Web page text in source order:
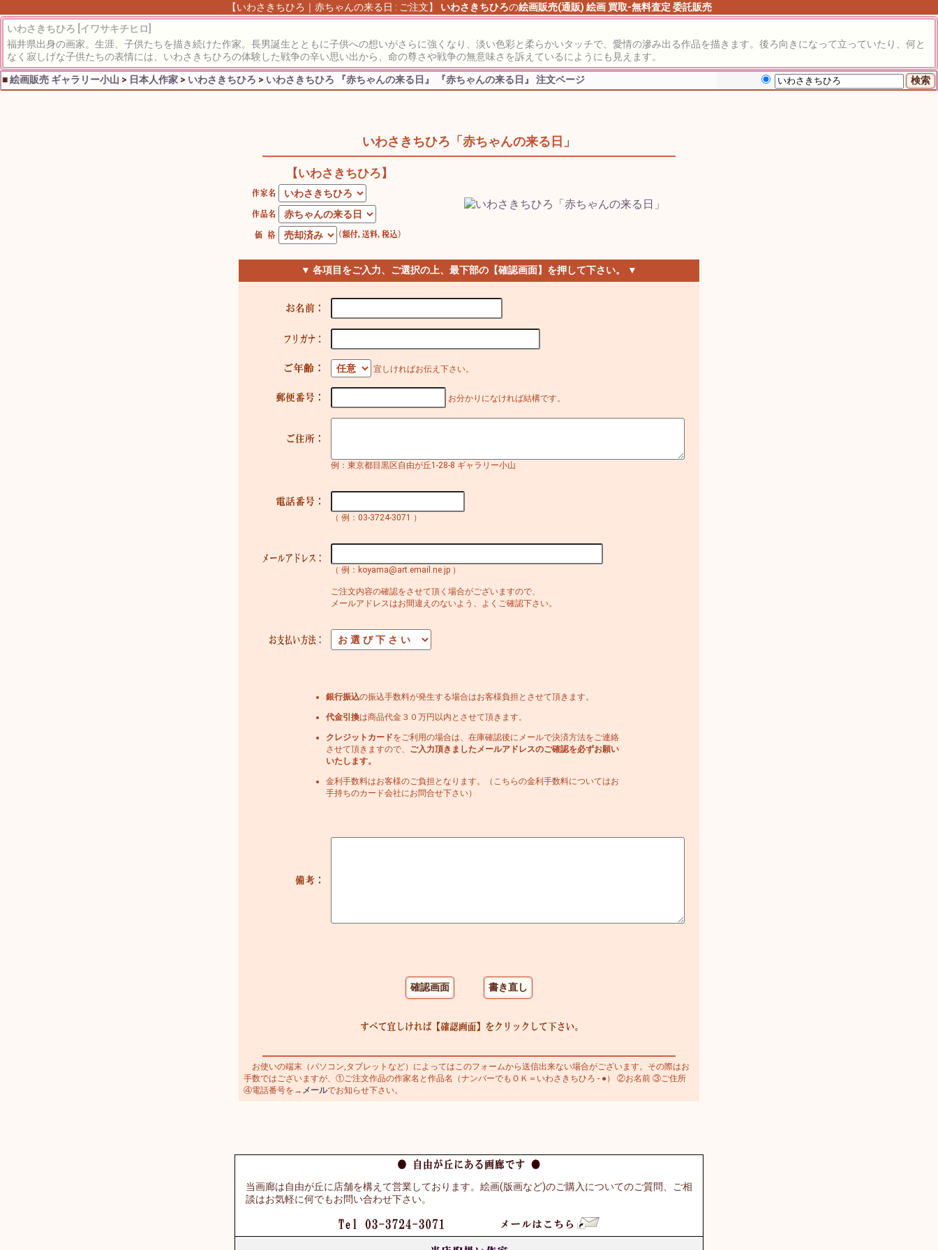
【いわさきちひろ｜赤ちゃんの来る日 : ご注文】 いわさきちひろの絵画販売(通販) 絵画 買取-無料査定 委託販売
いわさきちひろ [イワサキチヒロ]
福井県出身の画家。生涯、子供たちを描き続けた作家。長男誕生とともに子供への想いがさらに強くなり、淡い色彩と柔らかいタッチで、愛情の滲み出る作品を描きます。後ろ向きになって立っていたり、何と
なく寂しげな子供たちの表情には、いわさきちひろの体験した戦争の辛い思い出から、命の尊さや戦争の無意味さを訴えているにようにも見えます。
■絵画販売 ギャラリー小山 > 日本人作家 > いわさきちひろ > いわさきちひろ 『赤ちゃんの来る日』 『赤ちゃんの来る日』 注文ページ
いわさきちひろ「赤ちゃんの来る日」
【いわさきちひろ】
▼ 各項目をご入力、ご選択の上、最下部の【確認画面】を押して下さい。 ▼
宜しければお伝え下さい。
お分かりになければ結構です。
例：東京都目黒区自由が丘1-28-8 ギャラリー小山
（ 例：03-3724-3071 ）
（ 例：koyama@art.email.ne.jp ）
ご注文内容の確認をさせて頂く場合がございますので、
メールアドレスはお間違えのないよう、よくご確認下さい。
銀行振込の振込手数料が発生する場合はお客様負担とさせて頂きます。
代金引換は商品代金３０万円以内とさせて頂きます。
クレジットカードをご利用の場合は、在庫確認後にメールで決済方法をご連絡
させて頂きますので、 ご入力頂きましたメールアドレスのご確認を必ずお願い
いたします。
金利手数料はお客様のご負担となります。（こちらの金利手数料についてはお
手持ちのカード会社にお問合せ下さい）
お使いの端末（パソコン,タブレットなど）によってはこのフォームから送信出来ない場合がございます。その際はお
手数ではございますが、①ご注文作品の作家名と作品名（ナンバーでもＯＫ＝いわさきちひろ - ●） ②お名前 ③ご住所
④電話番号を→ メールでお知らせ下さい。
当画廊は自由が丘に店舗を構えて営業しております。絵画(版画など)のご購入についてのご質問、ご相
談はお気軽に何でもお問い合わせ下さい。